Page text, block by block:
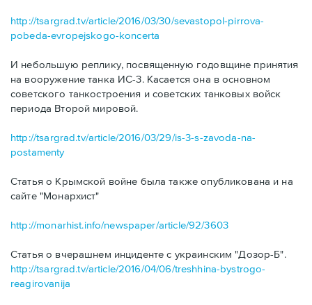
http://tsargrad.tv/article/2016/03/30/sevastopol-pirrova-
pobeda-evropejskogo-koncerta
И небольшую реплику, посвященную годовщине принятия
на вооружение танка ИС-3. Касается она в основном
советского танкостроения и советских танковых войск
периода Второй мировой.
http://tsargrad.tv/article/2016/03/29/is-3-s-zavoda-na-
postamenty
Статья о Крымской войне была также опубликована и на
сайте "Монархист"
http://monarhist.info/newspaper/article/92/3603
Статья о вчерашнем инциденте с украинским "Дозор-Б".
http://tsargrad.tv/article/2016/04/06/treshhina-bystrogo-
reagirovanija